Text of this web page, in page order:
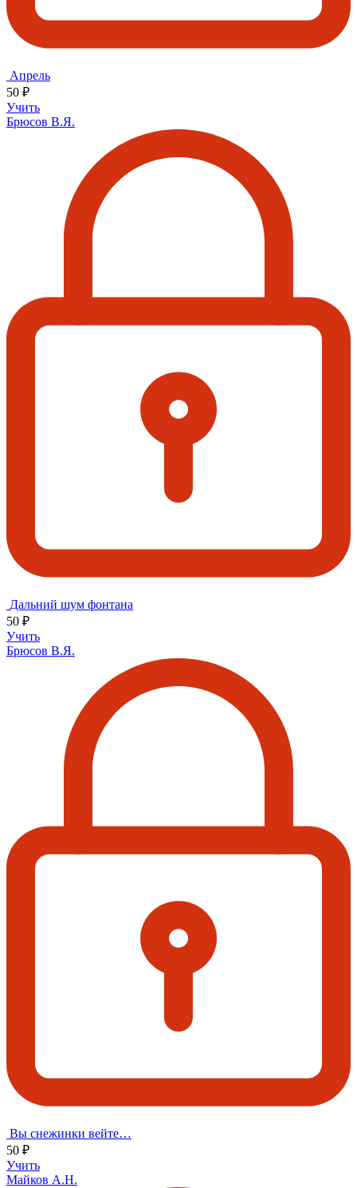
Апрель
50 ₽
Учить
Брюсов В.Я.
Дальний шум фонтана
50 ₽
Учить
Брюсов В.Я.
Вы снежинки вейте…
50 ₽
Учить
Майков А.Н.